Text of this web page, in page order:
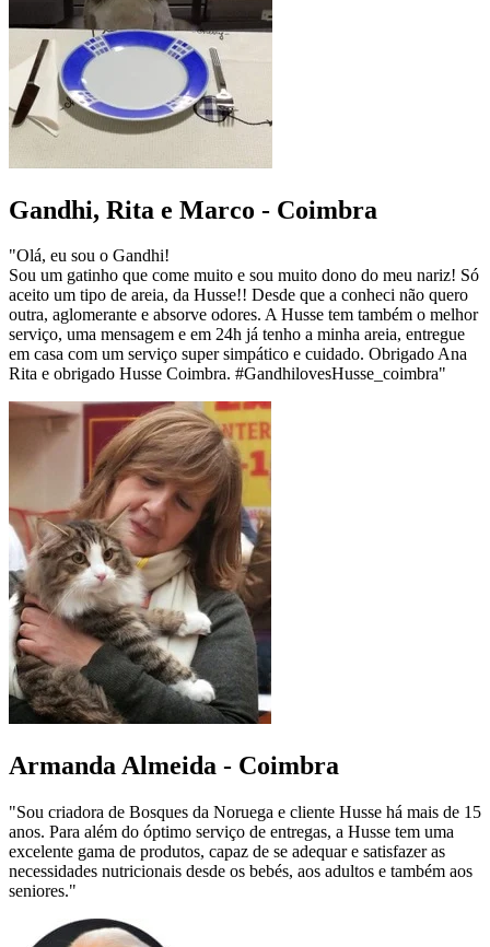
Gandhi, Rita e Marco - Coimbra
"Olá, eu sou o Gandhi!
Sou um gatinho que come muito e sou muito dono do meu nariz! Só
aceito um tipo de areia, da Husse!! Desde que a conheci não quero
outra, aglomerante e absorve odores. A Husse tem também o melhor
serviço, uma mensagem e em 24h já tenho a minha areia, entregue
em casa com um serviço super simpático e cuidado. Obrigado Ana
Rita e obrigado Husse Coimbra. #GandhilovesHusse_coimbra"
Armanda Almeida - Coimbra
"Sou criadora de Bosques da Noruega e cliente Husse há mais de 15
anos. Para além do óptimo serviço de entregas, a Husse tem uma
excelente gama de produtos, capaz de se adequar e satisfazer as
necessidades nutricionais desde os bebés, aos adultos e também aos
seniores."